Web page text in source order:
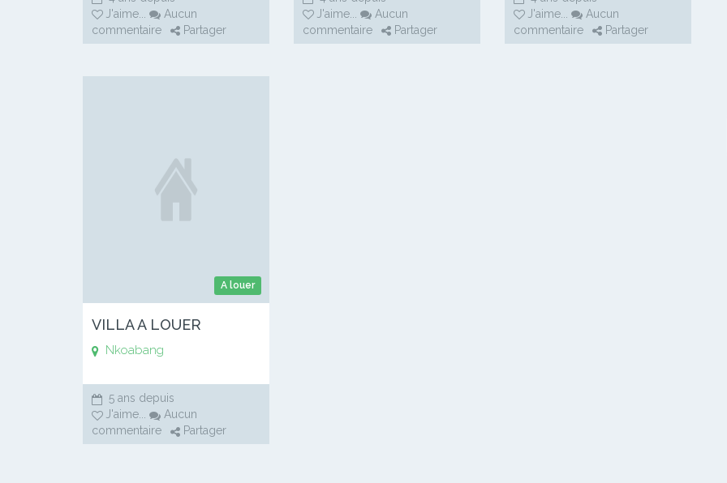
J'aime ...
Aucun
commentaire
Partager
J'aime ...
Aucun
commentaire
Partager
J'aime ...
Aucun
commentaire
Partager
A louer
VILLA A LOUER
Nkoabang
5 ans depuis
J'aime...
Aucun
commentaire
Partager